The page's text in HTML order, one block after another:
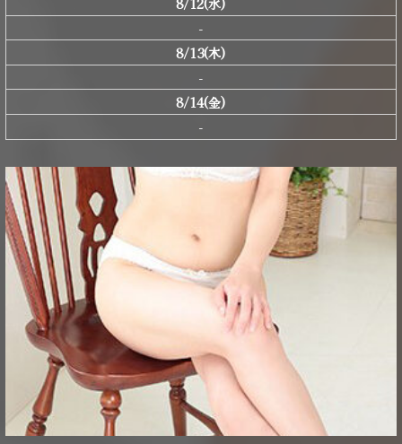
-
8/13(木)
-
8/14(金)
-